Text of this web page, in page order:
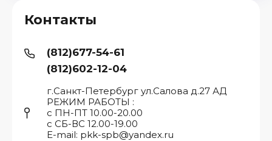
Контакты
(812)677-54-61
(812)602-12-04
г.Санкт-Петербург ул.Салова д.27 АД
РЕЖИМ РАБОТЫ :
с ПН-ПТ 10.00-20.00
с СБ-ВС 12.00-19.00
E-mail: pkk-spb@yandex.ru